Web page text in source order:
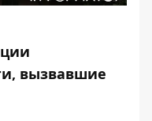
вызвавшие